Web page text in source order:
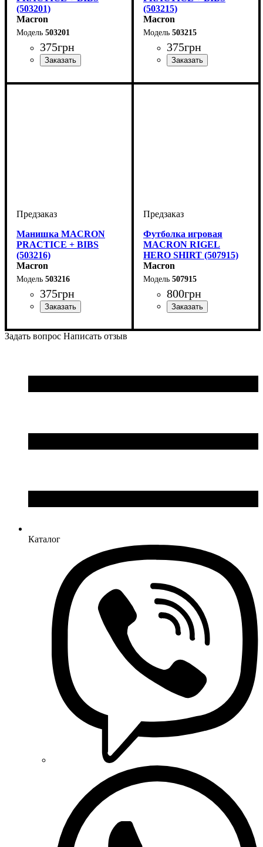
(503201)
Macron
503201
375грн
(503215)
Macron
503215
375грн
Манишка MACRON
PRACTICE + BIBS
(503216)
Macron
503216
375грн
Футболка игровая
MACRON RIGEL
HERO SHIRT (507915)
Macron
507915
800грн
Мужской
Задать вопрос Написать отзыв
Каталог